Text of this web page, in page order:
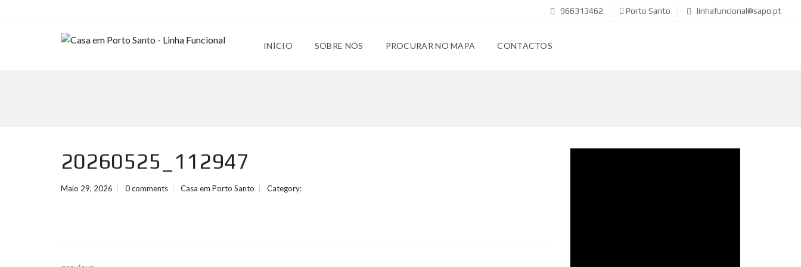
966313462 Porto Santo linhafuncional@sapo.pt
INÍCIO SOBRE NÓS PROCURAR NO MAPA CONTACTOS
20260525_112947
Maio 29, 2026 0 comments Casa em Porto Santo Category: